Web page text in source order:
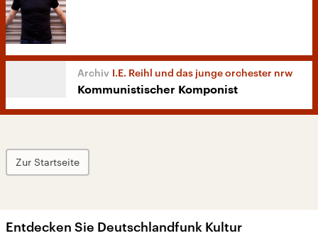
I.E. Reihl und das junge orchester nrw
Kommunistischer Komponist
Zur Startseite
Entdecken Sie Deutschlandfunk Kultur